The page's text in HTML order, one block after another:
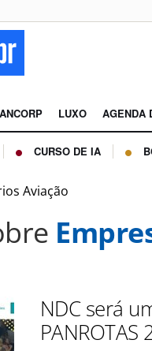
LUXO AGENDA
CURSO DE IA
Aviação
NDC será
PANROTAS